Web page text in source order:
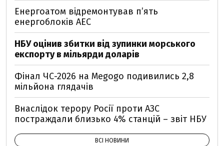
Енергоатом відремонтував п’ять
енергоблоків АЕС
НБУ оцінив збитки від зупинки морського
експорту в мільярди доларів
Фінал ЧС-2026 на Megogo подивились 2,8
мільйона глядачів
Внаслідок терору Росії проти АЗС
постраждали близько 4% станцій – звіт НБУ
ВСІ НОВИНИ